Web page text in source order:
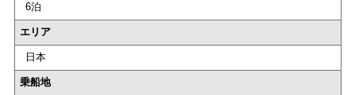
6泊
エリア
日本
乗船地